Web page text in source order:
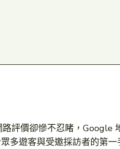
路評價卻慘不忍睹，
多遊客與受邀採訪者的第